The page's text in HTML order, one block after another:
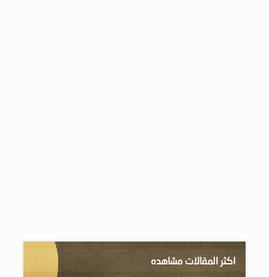
اكثر المقالات مشاهده